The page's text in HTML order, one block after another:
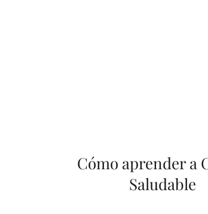
Cómo aprender a
Saludable